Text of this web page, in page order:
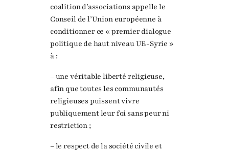
coalition d’associations appelle le
Conseil de l’Union européenne à
conditionner ce « premier dialogue
politique de haut niveau UE-Syrie »
à :
– une véritable liberté religieuse,
afin que toutes les communautés
religieuses puissent vivre
publiquement leur foi sans peur ni
restriction ;
– le respect de la société civile et